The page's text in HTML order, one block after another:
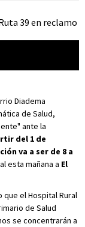
Diadema
de Salud,
ante la
del 1 de
va a ser de 8 a
esta mañana a El
el Hospital Rural
de Salud
se concentrarán a